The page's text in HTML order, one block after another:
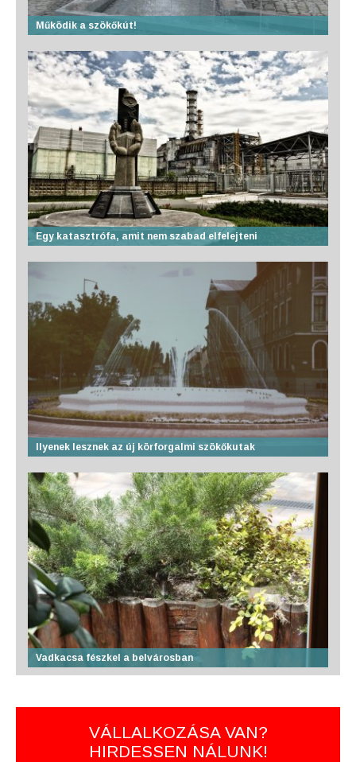
Működik a szökőkút!
Egy katasztrófa, amit nem szabad elfelejteni
Ilyenek lesznek az új körforgalmi szökőkutak
Vadkacsa fészkel a belvárosban
VÁLLALKOZÁSA VAN?
HIRDESSEN NÁLUNK!